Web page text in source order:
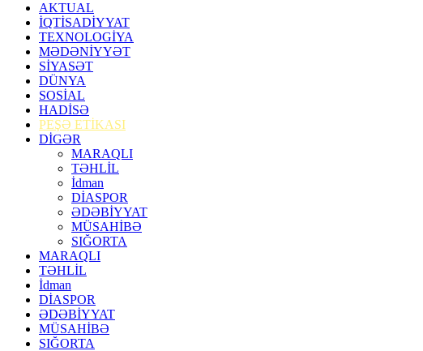
AKTUAL
İQTİSADİYYAT
TEXNOLOGİYA
MƏDƏNİYYƏT
SİYASƏT
DÜNYA
SOSİAL
HADİSƏ
PEŞƏ ETİKASI
DİGƏR
MARAQLI
TƏHLİL
İdman
DİASPOR
ƏDƏBİYYAT
MÜSAHİBƏ
SIĞORTA
MARAQLI
TƏHLİL
İdman
DİASPOR
ƏDƏBİYYAT
MÜSAHİBƏ
SIĞORTA